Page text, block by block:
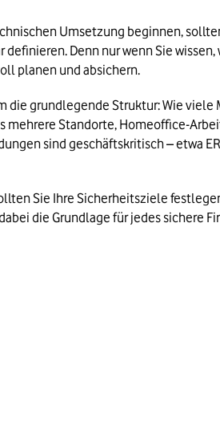
Umsetzung beginnen,
Denn nur wenn Sie
planen und absichern.
die grundlegende Struktur: Wie viele
mehrere Standorte, Homeoffice-
sind geschäftskritisch – etwa
Sie Ihre Sicherheitsziele
die Grundlage für jedes sichere